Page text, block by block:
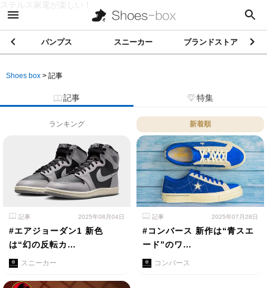
ステルス家電が楽しい！
パンプス スニーカー ブランドストア
Shoes box > 記事
記事 特集
ランキング 新着順
記事 2025年08月04日
#エアジョーダン1 新色
は“幻の反転カ…
スニーカー
記事 2025年07月28日
#コンバース 新作は“青スエ
ード”のワ…
コンバース